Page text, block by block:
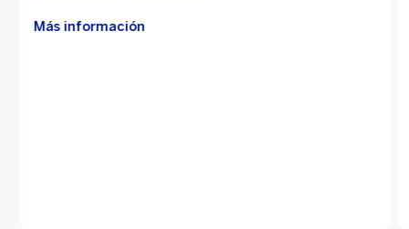
Más información